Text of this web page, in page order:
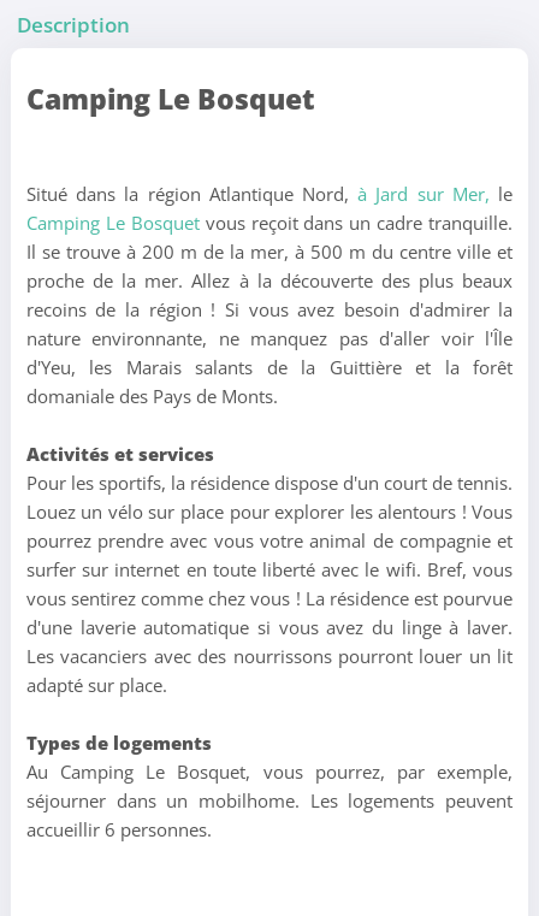
Description
Camping Le Bosquet
Situé dans la région Atlantique Nord,à Jard sur Mer, le
Camping Le Bosquetvous reçoit dans un cadre tranquille.
Il se trouve à 200 m de la mer, à 500 m du centre ville et
proche de la mer. Allez à la découverte des plus beaux
recoins de la région ! Si vous avez besoin d'admirer la
nature environnante, ne manquez pas d'aller voir l'Île
d'Yeu, les Marais salants de la Guittière et la forêt
domaniale des Pays de Monts.
Activités et services
Pour les sportifs, la résidence dispose d'un court de tennis.
Louez un vélo sur place pour explorer les alentours ! Vous
pourrez prendre avec vous votre animal de compagnie et
surfer sur internet en toute liberté avec le wifi. Bref, vous
vous sentirez comme chez vous ! La résidence est pourvue
d'une laverie automatique si vous avez du linge à laver.
Les vacanciers avec des nourrissons pourront louer un lit
adapté sur place.
Types de logements
Au Camping Le Bosquet, vous pourrez, par exemple,
séjourner dans un mobilhome. Les logements peuvent
accueillir 6 personnes.